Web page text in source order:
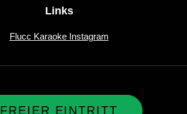
Links
Flucc Karaoke Instagram
FREIER EINTRITT